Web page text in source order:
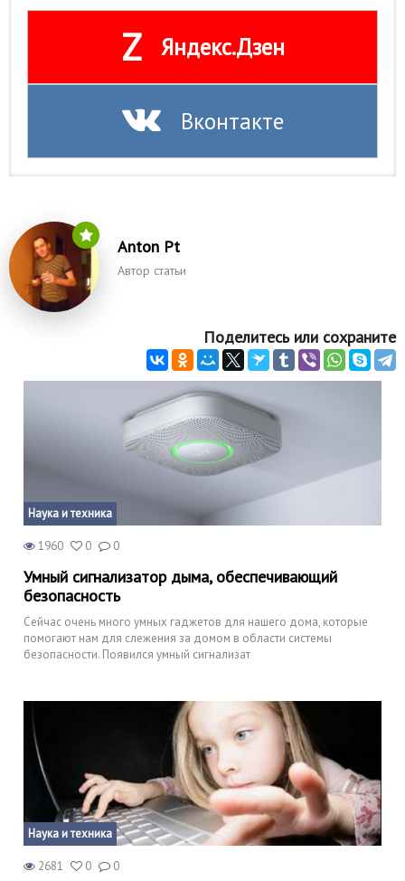
Z Яндекс.Дзен
Вконтакте
Anton Pt
Автор статьи
Поделитесь или сохраните
Наука и техника
1960 0 0
Умный сигнализатор дыма, обеспечивающий
безопасность
Сейчас очень много умных гаджетов для нашего дома, которые
помогают нам для слежения за домом в области системы
безопасности. Появился умный сигнализат
Наука и техника
2681 0 0